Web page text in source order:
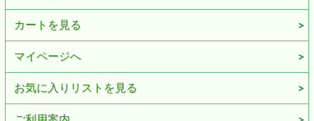
カートを見る
マイページへ
お気に入りリストを見る